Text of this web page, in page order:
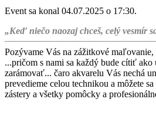
Event sa konal 04.07.2025 o 17:30.
„Keď niečo naozaj chceš, celý vesmír
Pozývame Vás na zážitkové
...pričom s nami sa každý bude cítiť
zarámovať... čaro akvarelu Vás nechá
prevedieme celou technikou a môžete
zástery a všetky pomôcky a